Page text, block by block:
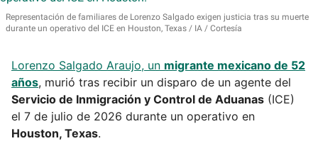
Representación de familiares de Lorenzo Salgado exigen justicia tras su muerte
durante un operativo del ICE en Houston, Texas
IA / Cortesía
Lorenzo Salgado Araujo, un migrante mexicano de 52
años, murió tras recibir un disparo de un agente del
Servicio de Inmigración y Control de Aduanas (ICE)
el 7 de julio de 2026 durante un operativo en
Houston, Texas.